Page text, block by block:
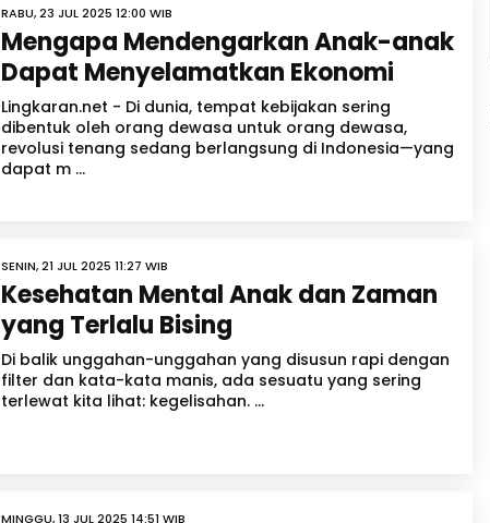
RABU, 23 JUL 2025 12:00 WIB
Mengapa Mendengarkan Anak-anak
Dapat Menyelamatkan Ekonomi
Lingkaran.net - Di dunia, tempat kebijakan sering
dibentuk oleh orang dewasa untuk orang dewasa,
revolusi tenang sedang berlangsung di Indonesia—yang
dapat m ...
SENIN, 21 JUL 2025 11:27 WIB
Kesehatan Mental Anak dan Zaman
yang Terlalu Bising
Di balik unggahan-unggahan yang disusun rapi dengan
filter dan kata-kata manis, ada sesuatu yang sering
terlewat kita lihat: kegelisahan. ...
MINGGU, 13 JUL 2025 14:51 WIB